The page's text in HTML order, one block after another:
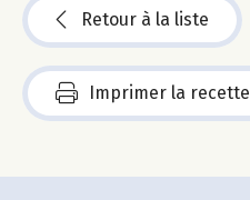
Retour à la liste
Imprimer la recette